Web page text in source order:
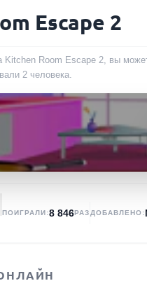
Escape 2
Kitchen Room Escape 2, вы
2 человека.
ПОИГРАЛИ:8 846РАЗ ДОБАВЛЕНО: